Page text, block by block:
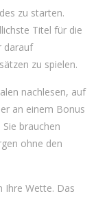
zu starten.
Titel für die
darauf
zu spielen.
nachlesen, auf
an einem Bonus
brauchen
ohne den
Ihre Wette. Das